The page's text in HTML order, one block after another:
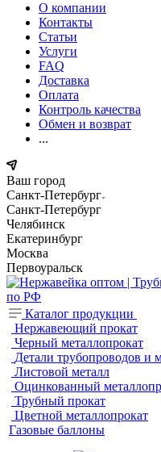
О компании
Контакты
Статьи
Услуги
FAQ
Доставка
Оплата
Контроль качества
Обмен и возврат
...
Ваш город
Санкт-Петербург
Санкт-Петербург
Челябинск
Екатеринбург
Москва
Первоуральск
Каталог продукции
Нержавеющий прокат
Черный металлопрокат
Детали трубопроводов и
Листовой металл
Оцинкованный
Трубный прокат
Цветной металлопрокат
Газовые баллоны